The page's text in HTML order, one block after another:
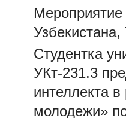
Мероприятие
Студентка
УКт-231.3
интеллекта
молодежи»